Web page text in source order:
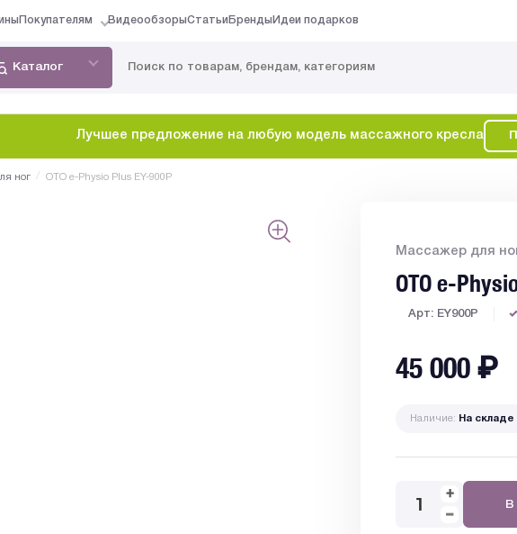
Покупателям ВидеообзорыСтатьи Бренды Идеи подарков
Каталог
Лучшее предложение на любую модель массажного кресла
ног / OTO e-Physio Plus EY-900P
Массажер для
OTO e-
Арт: EY900P
45 000 ₽
Наличие: На складе
В